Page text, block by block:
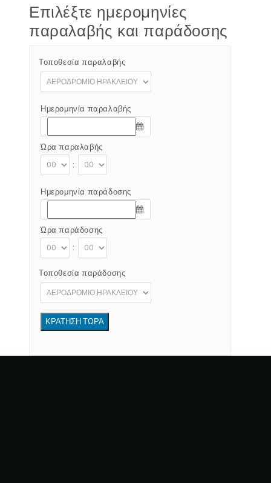
Επιλέξτε ημερομηνίες
παραλαβής και παράδοσης
Τοποθεσία παραλαβής
Ημερομηνία παραλαβής
Ώρα παραλαβής
:
Ημερομηνία παράδοσης
Ώρα παράδοσης
:
Τοποθεσία παράδοσης